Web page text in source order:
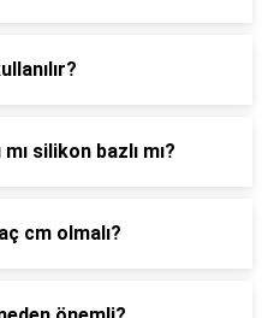
silikon bazlı mı?
cm olmalı?